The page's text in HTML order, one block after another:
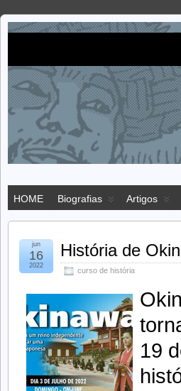
japonesa
HOME Biografias Artigos
História de
curso de história
jun
16
2022
19